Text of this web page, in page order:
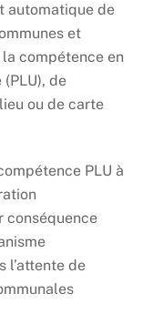
automatique de
et
compétence en
de
ou de carte
PLU à
conséquence
l’attente de